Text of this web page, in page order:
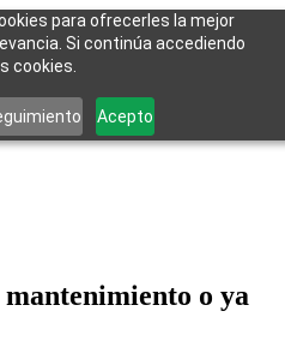
para ofrecerles la mejor
Si continúa accediendo
cookies.
Acepto
CompraContacto
mantenimiento o ya